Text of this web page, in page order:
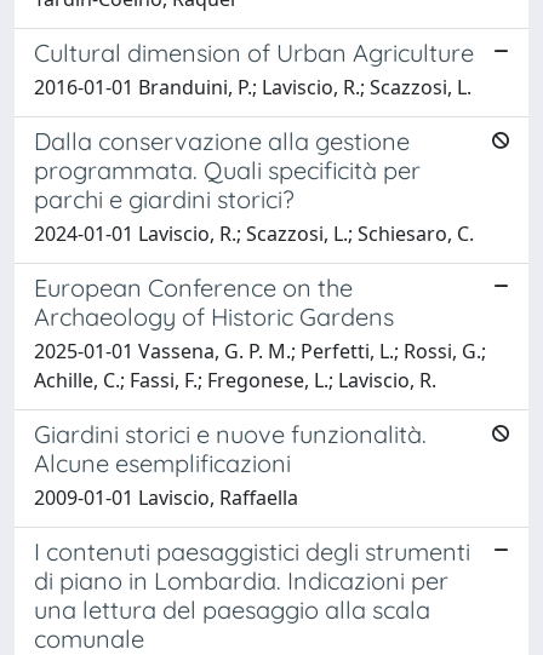
Cultural dimension of Urban Agriculture
2016-01-01 Branduini, P.; Laviscio, R.; Scazzosi, L.
Dalla conservazione alla gestione
programmata. Quali specificità per
parchi e giardini storici?
2024-01-01 Laviscio, R.; Scazzosi, L.; Schiesaro, C.
European Conference on the
Archaeology of Historic Gardens
2025-01-01 Vassena, G. P. M.; Perfetti, L.; Rossi, G.;
Achille, C.; Fassi, F.; Fregonese, L.; Laviscio, R.
Giardini storici e nuove funzionalità.
Alcune esemplificazioni
2009-01-01 Laviscio, Raffaella
I contenuti paesaggistici degli strumenti
di piano in Lombardia. Indicazioni per
una lettura del paesaggio alla scala
comunale